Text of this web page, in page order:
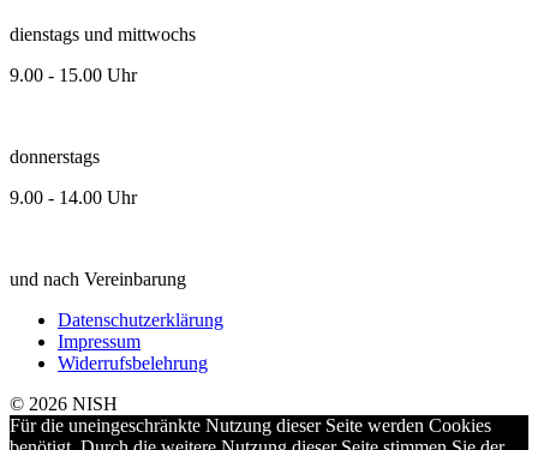
dienstags und mittwochs
9.00 - 15.00 Uhr
donnerstags
9.00 - 14.00 Uhr
und nach Vereinbarung
Datenschutzerklärung
Impressum
Widerrufsbelehrung
© 2026 NISH
Für die uneingeschränkte Nutzung dieser Seite werden Cookies